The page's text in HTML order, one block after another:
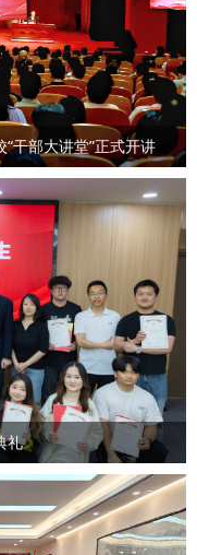
干部大讲堂”正式开讲
礼